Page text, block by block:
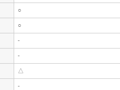
○
○
-
-
△
-